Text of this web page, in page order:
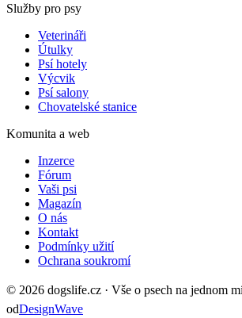
Služby pro psy
Veterináři
Útulky
Psí hotely
Výcvik
Psí salony
Chovatelské stanice
Komunita a web
Inzerce
Fórum
Vaši psi
Magazín
O nás
Kontakt
Podmínky užití
Ochrana soukromí
© 2026 dogslife.cz · Vše o psech na jednom
odDesignWave